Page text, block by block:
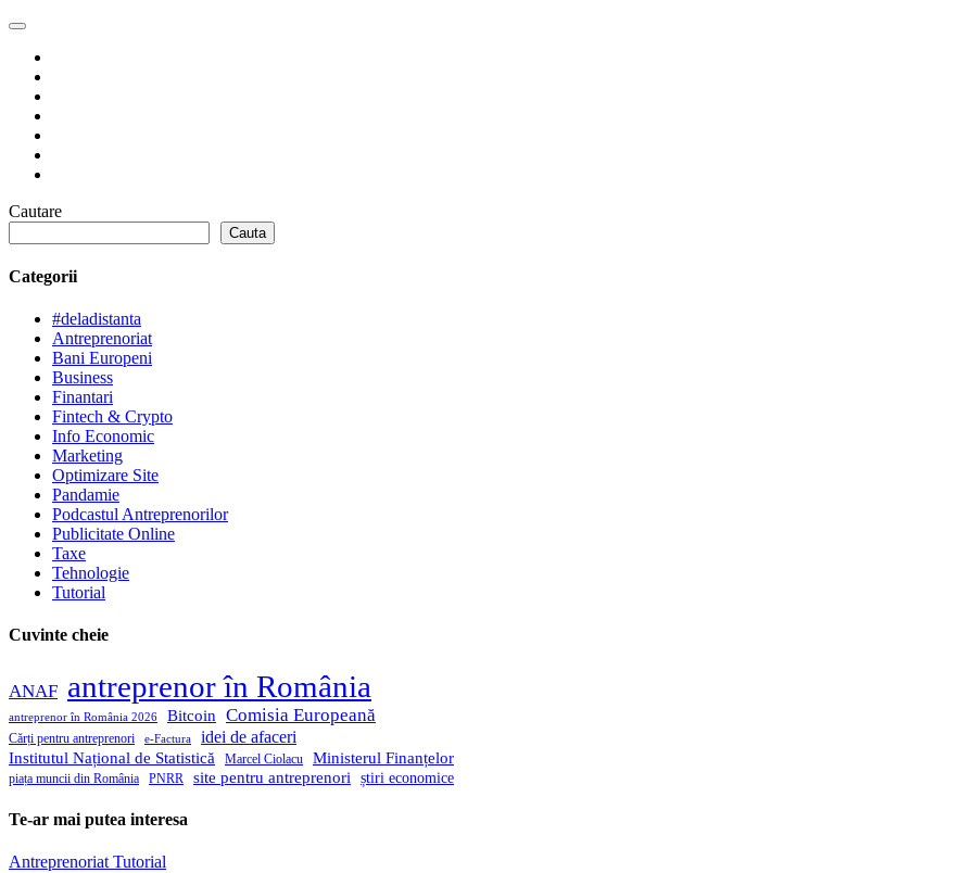
Cautare
Cauta
Categorii
#deladistanta
Antreprenoriat
Bani Europeni
Business
Finantari
Fintech & Crypto
Info Economic
Marketing
Optimizare Site
Pandamie
Podcastul Antreprenorilor
Publicitate Online
Taxe
Tehnologie
Tutorial
Cuvinte cheie
ANAF antreprenor în România
antreprenor în România 2026 Bitcoin Comisia Europeană
Cărți pentru antreprenori e-Factura idei de afaceri
Institutul Național de Statistică Marcel Ciolacu Ministerul Finanțelor
piața muncii din România PNRR site pentru antreprenori știri economice
Te-ar mai putea interesa
Antreprenoriat Tutorial